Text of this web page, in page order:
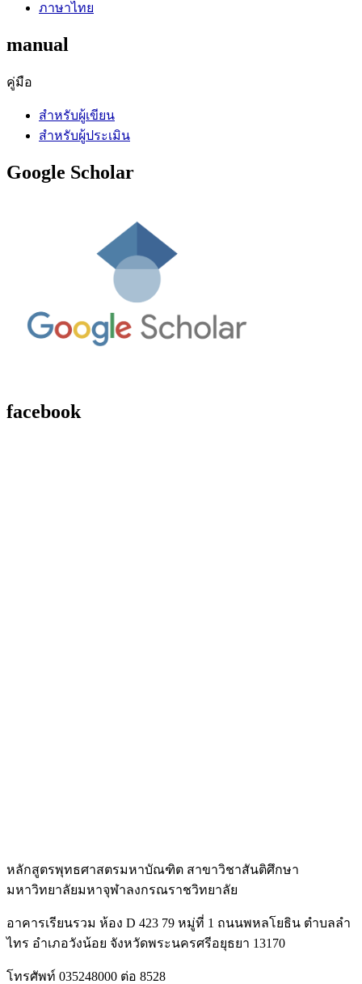
ภาษาไทย
manual
คู่มือ
สำหรับผู้เขียน
สำหรับผู้ประเมิน
Google Scholar
facebook
หลักสูตรพุทธศาสตรมหาบัณฑิต สาขาวิชาสันติศึกษา
มหาวิทยาลัยมหาจุฬาลงกรณราชวิทยาลัย
อาคารเรียนรวม ห้อง D 423 79 หมู่ที่ 1 ถนนพหลโยธิน ตำบลลำ
ไทร อำเภอวังน้อย จังหวัดพระนครศรีอยุธยา 13170
โทรศัพท์ 035248000 ต่อ 8528